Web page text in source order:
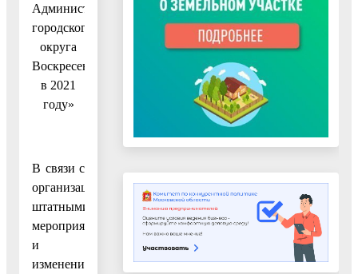
Администрации
городского
округа
Воскресенск
в 2021
году»
В связи с
организационно-
штатными
мероприятиями
и
изменением